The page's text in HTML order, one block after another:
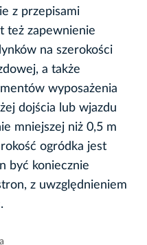
z przepisami
też zapewnienie
na szerokości
a także
wyposażenia
dojścia lub wjazdu
mniejszej niż 0,5 m
ogródka jest
być koniecznie
z uwzględnieniem